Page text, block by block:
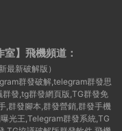
】 飛機頻道：
最新破解版）
群發破解,telegram群發思
發,tg群發網頁版,TG群發免
,群發腳本,群發營銷,群發手機
光王,Telegram群發系統,TG